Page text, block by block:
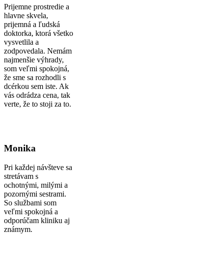
Prijemne prostredie a
hlavne skvela,
prijemná a ľudská
doktorka, ktorá všetko
vysvetlila a
zodpovedala. Nemám
najmenšie výhrady,
som veľmi spokojná,
že sme sa rozhodli s
dcérkou sem iste. Ak
vás odrádza cena, tak
verte, že to stoji za to.
Monika
Pri každej návšteve sa
stretávam s
ochotnými, milými a
pozornými sestrami.
So službami som
veľmi spokojná a
odporúčam kliniku aj
známym.